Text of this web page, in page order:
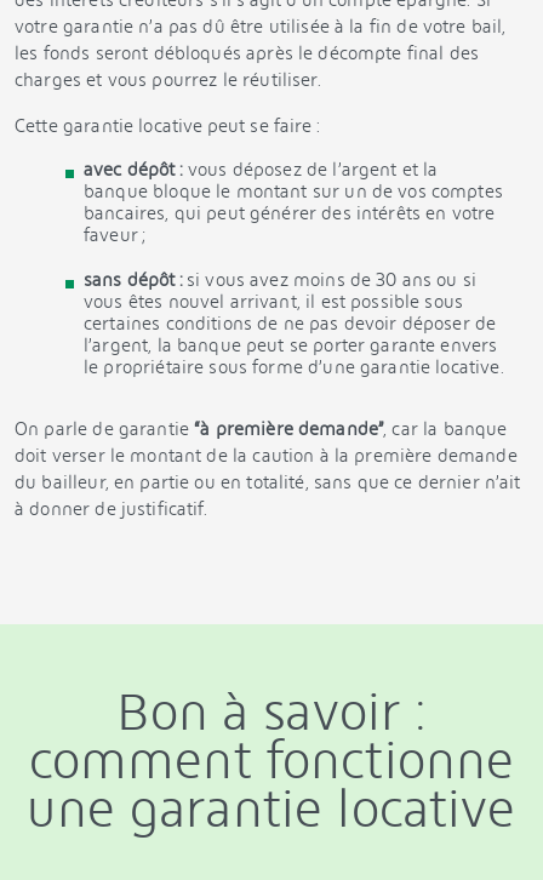
votre garantie n’a pas dû être utilisée à la fin de votre bail,
les fonds seront débloqués après le décompte final des
charges et vous pourrez le réutiliser.
Cette garantie locative peut se faire :
avec dépôt : vous déposez de l’argent et la
banque bloque le montant sur un de vos comptes
bancaires, qui peut générer des intérêts en votre
faveur ;
sans dépôt : si vous avez moins de 30 ans ou si
vous êtes nouvel arrivant, il est possible sous
certaines conditions de ne pas devoir déposer de
l’argent, la banque peut se porter garante envers
le propriétaire sous forme d’une garantie locative.
On parle de garantie “à première demande”, car la banque
doit verser le montant de la caution à la première demande
du bailleur, en partie ou en totalité, sans que ce dernier n’ait
à donner de justificatif.
Bon à savoir :
comment fonctionne
une garantie locative